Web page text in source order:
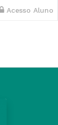
Acesso Aluno